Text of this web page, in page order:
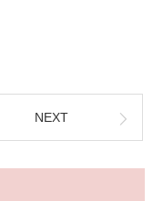
NEXT